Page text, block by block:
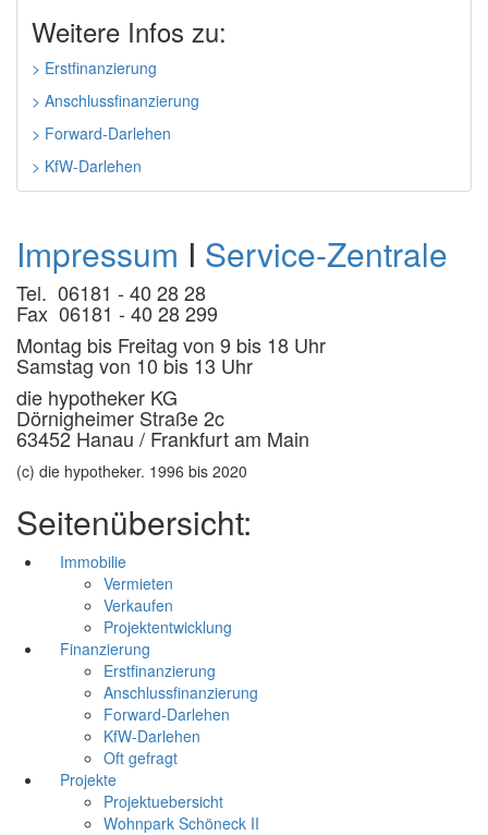
Weitere Infos zu:
> Erstfinanzierung
> Anschlussfinanzierung
> Forward-Darlehen
> KfW-Darlehen
Impressum I Service-Zentrale
Tel. 06181 - 40 28 28
Fax 06181 - 40 28 299
Montag bis Freitag von 9 bis 18 Uhr
Samstag von 10 bis 13 Uhr
die hypotheker KG
Dörnigheimer Straße 2c
63452 Hanau / Frankfurt am Main
(c) die hypotheker. 1996 bis 2020
Seitenübersicht:
Immobilie
Vermieten
Verkaufen
Projektentwicklung
Finanzierung
Erstfinanzierung
Anschlussfinanzierung
Forward-Darlehen
KfW-Darlehen
Oft gefragt
Projekte
Projektuebersicht
Wohnpark Schöneck II